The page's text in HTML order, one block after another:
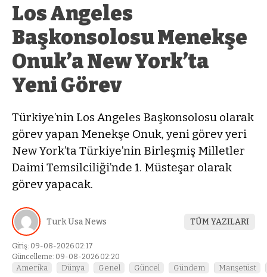
Los Angeles
Başkonsolosu Menekşe
Onuk’a New York’ta
Yeni Görev
Türkiye’nin Los Angeles Başkonsolosu olarak
görev yapan Menekşe Onuk, yeni görev yeri
New York’ta Türkiye’nin Birleşmiş Milletler
Daimi Temsilciliği’nde 1. Müsteşar olarak
görev yapacak.
Turk Usa News TÜM YAZILARI
Giriş: 09-08-2026 02:17
Güncelleme: 09-08-2026 02:20
Amerika Dünya Genel Güncel Gündem Manşetüst